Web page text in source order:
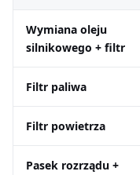
Wymiana oleju
silnikowego + filtr
Filtr paliwa
Filtr powietrza
Pasek rozrządu +